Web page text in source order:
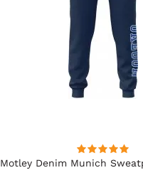
Motley Denim Munich